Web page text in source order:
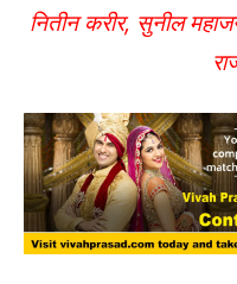
नितीन करीर, सुनील